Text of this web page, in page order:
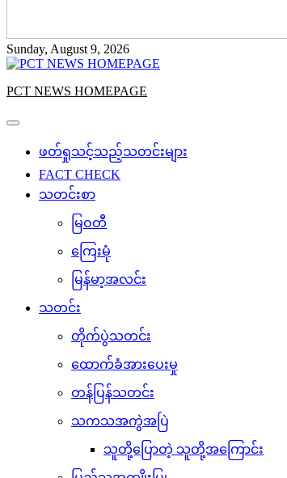
Sunday, August 9, 2026
PCT NEWS HOMEPAGE
ဖတ်ရှုသင့်သည့်သတင်းများ
FACT CHECK
သတင်းစာ
မြဝတီ
ကြေးမုံ
မြန်မာ့အလင်း
သတင်း
တိုက်ပွဲသတင်း
ထောက်ခံအားပေးမှု
တန်ပြန်သတင်း
သကသအကွဲအပြဲ
သူတို့ပြောတဲ့ သူတို့အကြောင်း